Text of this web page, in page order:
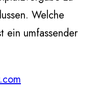
Welche
ein umfassender